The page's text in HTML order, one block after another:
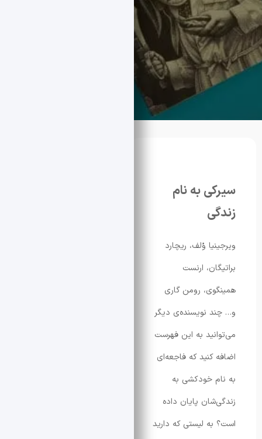
به نام
وُلف، ریچارد
ارنست
رومن گاری
نویسنده‌ی دیگر
به این فهرست
که فاجعه‌ای
خودکشی به
پایان داده
لیستی که دارید